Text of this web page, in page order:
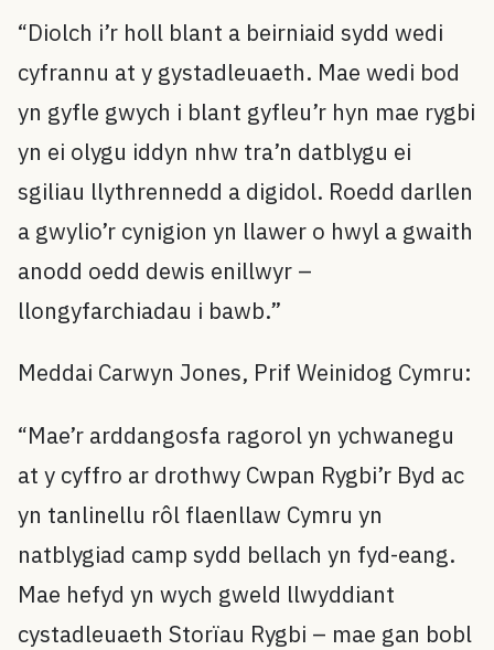
“Diolch i’r holl blant a beirniaid sydd wedi
cyfrannu at y gystadleuaeth. Mae wedi bod
yn gyfle gwych i blant gyfleu’r hyn mae rygbi
yn ei olygu iddyn nhw tra’n datblygu ei
sgiliau llythrennedd a digidol. Roedd darllen
a gwylio’r cynigion yn llawer o hwyl a gwaith
anodd oedd dewis enillwyr –
llongyfarchiadau i bawb.”
Meddai Carwyn Jones, Prif Weinidog Cymru:
“Mae’r arddangosfa ragorol yn ychwanegu
at y cyffro ar drothwy Cwpan Rygbi’r Byd ac
yn tanlinellu rôl flaenllaw Cymru yn
natblygiad camp sydd bellach yn fyd-eang.
Mae hefyd yn wych gweld llwyddiant
cystadleuaeth Storïau Rygbi – mae gan bobl